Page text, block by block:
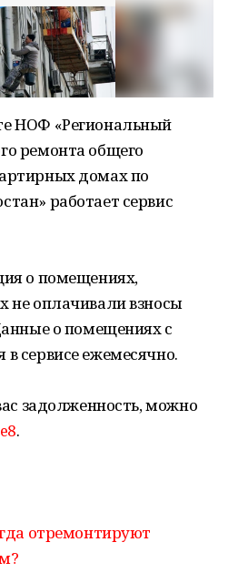
НОФ «Региональный
ремонта общего
домах по
работает сервис
о помещениях,
не оплачивали взносы
о помещениях с
сервисе ежемесячно.
задолженность, можно
.
отремонтируют